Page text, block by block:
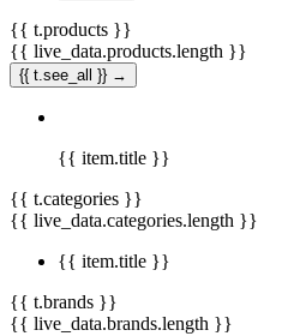
{{ t.products }}
{{ live_data.products.length }}
{{ t.see_all }} →
{{ item.title }}
{{ t.categories }}
{{ live_data.categories.length }}
{{ item.title }}
{{ t.brands }}
{{ live_data.brands.length }}